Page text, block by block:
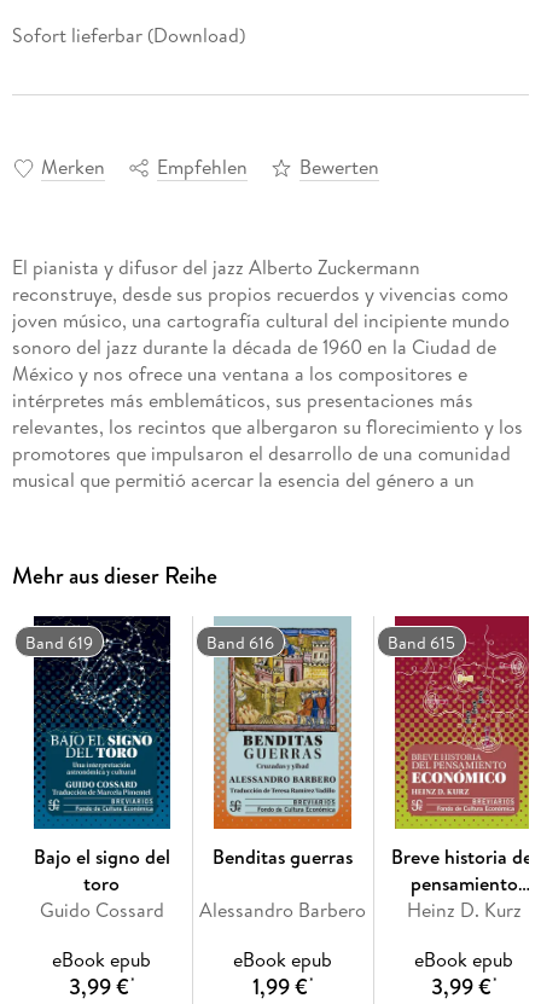
Sofort lieferbar (Download)
Merken Empfehlen Bewerten
El pianista y difusor del jazz Alberto Zuckermann
reconstruye, desde sus propios recuerdos y vivencias como
joven músico, una cartografía cultural del incipiente mundo
sonoro del jazz durante la década de 1960 en la Ciudad de
México y nos ofrece una ventana a los compositores e
intérpretes más emblemáticos, sus presentaciones más
relevantes, los recintos que albergaron su florecimiento y los
promotores que impulsaron el desarrollo de una comunidad
musical que permitió acercar la esencia del género a un
experiencia cultural y musical desde la cual se conformó y
consolidó el jazz en México como un género destacado,
distinto de todo lo que lo precedía.
Mehr aus dieser Reihe
Band 619
Bajo el signo del
toro
Guido Cossard
eBook epub
3,99 €*
Band 616
Benditas guerras
Alessandro Barbero
eBook epub
1,99 €*
Band 615
Breve historia del
pensamiento
económico
Heinz D. Kurz
eBook epub
3,99 €*